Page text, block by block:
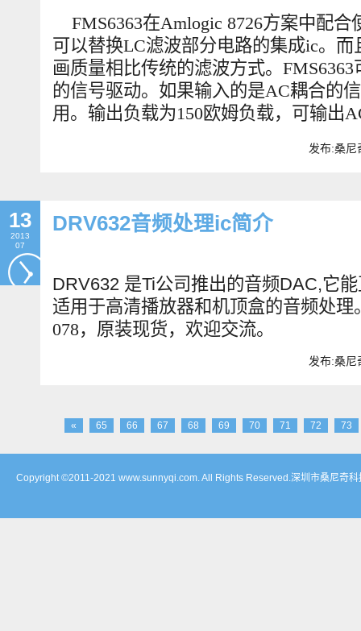
FMS6363在Amlogic 8726方案中配
可以替换LC滤波部分电路的集成ic。
画质量相比传统的滤波方式。
的信号驱动。如果输入的是AC耦合的
用。输出负载为150欧姆负载，可输出
发布:桑尼
13
2013
07
DRV632音频处理ic简介
DRV632 是Ti公司推出的音频DAC,它
适用于高清播放器和机顶盒的音频处理
078，原装现货，欢迎交流。
发布:桑尼
« 65 66 67 68 69 70 71 72 73
Copyright ©2011-2021 www.sunnyqi.com. All Rights Reserved.深圳市桑尼奇科